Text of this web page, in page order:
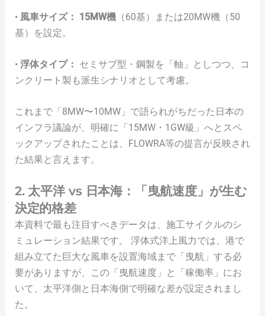
• 風車サイズ： 15MW機（60基）または20MW機（50
基）を設定。
• 浮体タイプ： セミサブ型・鋼製を「軸」としつつ、コ
ンクリート製も派生シナリオとして考慮。
これまで「8MW〜10MW」で語られがちだった日本の
インフラ議論が、明確に「15MW・1GW級」へとスペ
ックアップされたことは、FLOWRA等の提言が反映され
た結果と言えます。
2. 太平洋 vs 日本海：「曳航速度」が生む
決定的格差
本資料で最も注目すべきデータは、施工サイクルのシ
ミュレーション結果です。 浮体式洋上風力では、港で
組み立てた巨大な風車を設置海域まで「曳航」する必
要がありますが、この「曳航速度」と「稼働率」にお
いて、太平洋側と日本海側で明確な差が設定されまし
た。